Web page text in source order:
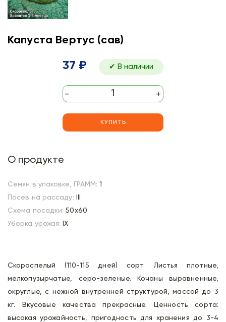
Капуста Вертус (сав)
37 ₽ ✔ В наличии
- +
КУПИТЬ
О продукте
Семян в упаковке, ГРАММ: 1
Посев на рассаду:
Схема посадки: 50х60
Уборка урожая: IX
Скороспелый (110-115 дней) сорт. Листья плотные,
мелкопузырчатые, серо-зеленые. Кочаны выравненные,
округлые, с нежной внутренней структурой, массой до 3
кг. Вкусовые качества прекрасные. Ценность сорта:
высокая урожайность, пригодность для хранения до 3-4